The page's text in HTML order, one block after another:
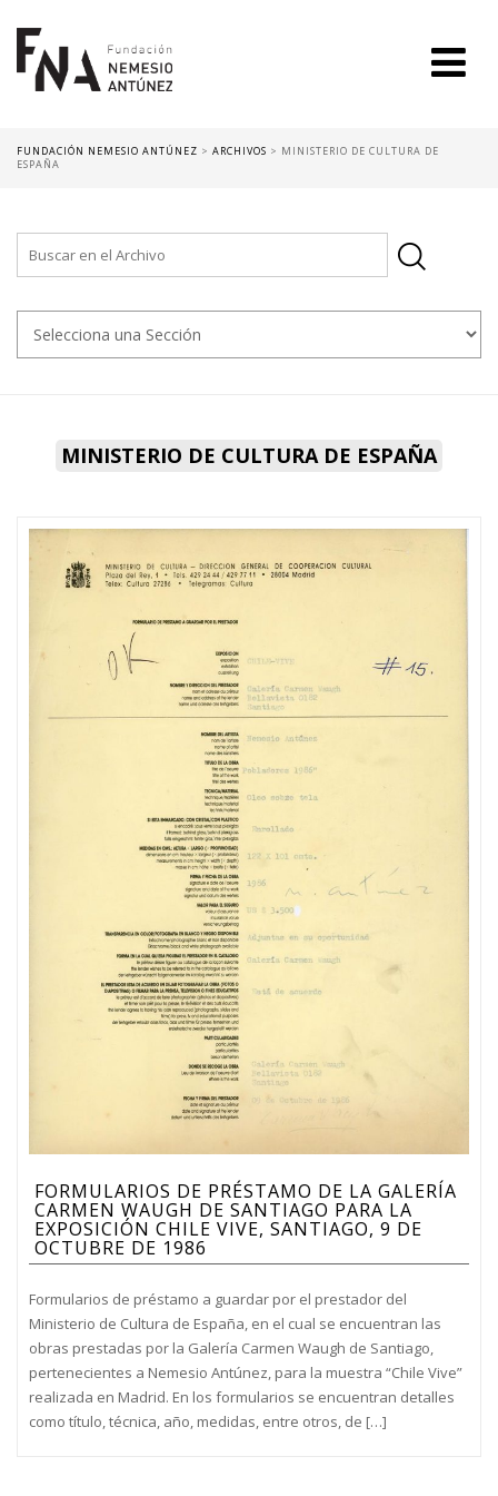
FUNDACIÓN NEMESIO ANTÚNEZ > ARCHIVOS > MINISTERIO DE CULTURA DE
ESPAÑA
MINISTERIO DE CULTURA DE ESPAÑA
FORMULARIOS DE PRÉSTAMO DE LA GALERÍA
CARMEN WAUGH DE SANTIAGO PARA LA
EXPOSICIÓN CHILE VIVE, SANTIAGO, 9 DE
OCTUBRE DE 1986
Formularios de préstamo a guardar por el prestador del
Ministerio de Cultura de España, en el cual se encuentran las
obras prestadas por la Galería Carmen Waugh de Santiago,
pertenecientes a Nemesio Antúnez, para la muestra “Chile Vive”
realizada en Madrid. En los formularios se encuentran detalles
como título, técnica, año, medidas, entre otros, de […]